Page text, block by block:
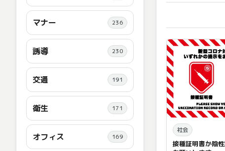
マナー 236
誘導 230
交通 191
衛生 171
オフィス 169
社会
接種証明書か陰